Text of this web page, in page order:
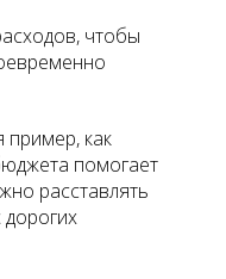
чтобы
пример, как
помогает
расставлять